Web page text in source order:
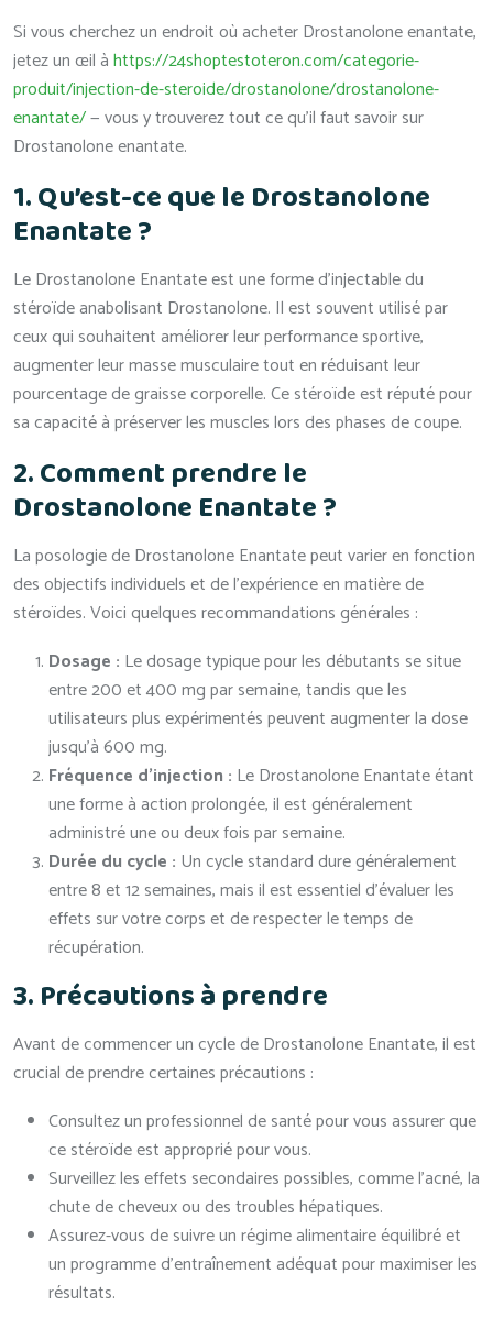
Si vous cherchez un endroit où acheter Drostanolone enantate,
jetez un œil àhttps://24shoptestoteron.com/categorie-
produit/injection-de-steroide/drostanolone/drostanolone-
enantate/— vous y trouverez tout ce qu’il faut savoir sur
Drostanolone enantate.
1. Qu’est-ce que le Drostanolone
Enantate ?
Le Drostanolone Enantate est une forme d’injectable du
stéroïde anabolisant Drostanolone. Il est souvent utilisé par
ceux qui souhaitent améliorer leur performance sportive,
augmenter leur masse musculaire tout en réduisant leur
pourcentage de graisse corporelle. Ce stéroïde est réputé pour
sa capacité à préserver les muscles lors des phases de coupe.
2. Comment prendre le
Drostanolone Enantate ?
La posologie de Drostanolone Enantate peut varier en fonction
des objectifs individuels et de l’expérience en matière de
stéroïdes. Voici quelques recommandations générales :
Dosage : Le dosage typique pour les débutants se situe
entre 200 et 400 mg par semaine, tandis que les
utilisateurs plus expérimentés peuvent augmenter la dose
jusqu’à 600 mg.
Fréquence d’injection : Le Drostanolone Enantate étant
une forme à action prolongée, il est généralement
administré une ou deux fois par semaine.
Durée du cycle : Un cycle standard dure généralement
entre 8 et 12 semaines, mais il est essentiel d’évaluer les
effets sur votre corps et de respecter le temps de
récupération.
3. Précautions à prendre
Avant de commencer un cycle de Drostanolone Enantate, il est
crucial de prendre certaines précautions :
Consultez un professionnel de santé pour vous assurer que
ce stéroïde est approprié pour vous.
Surveillez les effets secondaires possibles, comme l’acné, la
chute de cheveux ou des troubles hépatiques.
Assurez-vous de suivre un régime alimentaire équilibré et
un programme d’entraînement adéquat pour maximiser les
résultats.